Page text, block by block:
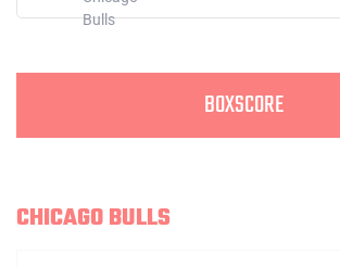
BOXSCORE
CHICAGO BULLS